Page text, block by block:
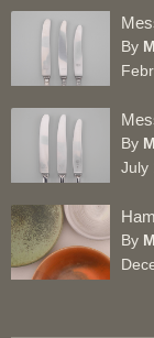
By
By
July
By